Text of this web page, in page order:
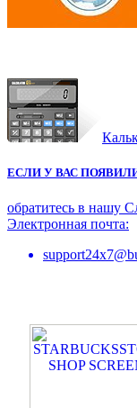
ЕСЛИ У ВАС
обратитесь в нашу
Электронная почта: